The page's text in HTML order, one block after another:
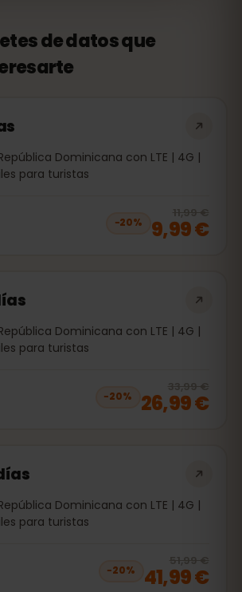
de datos que
Dominicana con LTE | 4G |
para turistas
−20%
11,99 €
9,99 €
Dominicana con LTE | 4G |
para turistas
−20%
33,99 €
26,99 €
Dominicana con LTE | 4G |
para turistas
−20%
51,99 €
41,99 €